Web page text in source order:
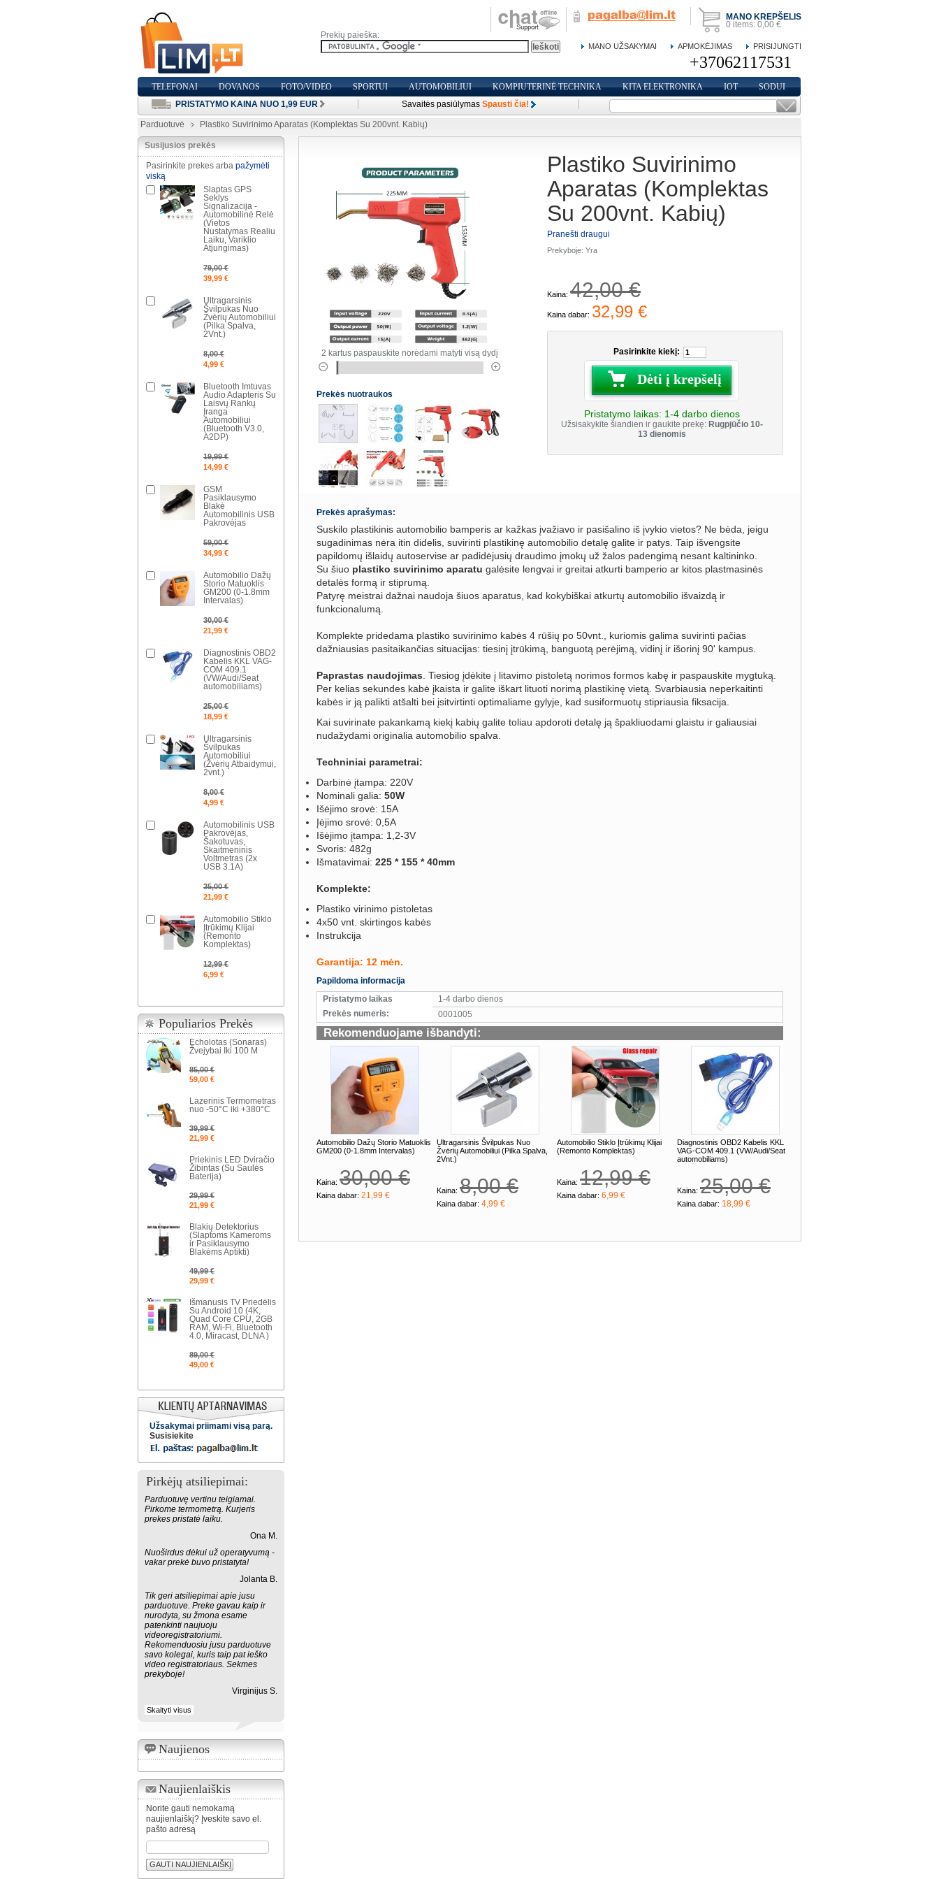
MANO KREPŠELIS
0 items: 0,00 €
Prekių paieška:
MANO UŽSAKYMAI APMOKĖJIMAS PRISIJUNGTI
TELEFONAI DOVANOS FOTO/VIDEO SPORTUI AUTOMOBILIUI KOMPIUTERINĖ TECHNIKA KITA ELEKTRONIKA IOT
SODUI
PRISTATYMO KAINA NUO 1,99 EUR
Savaitės pasiūlymas Spausti čia!
Parduotuvė Plastiko Suvirinimo Aparatas (Komplektas Su 200vnt. Kabių)
Plastiko Suvirinimo
Aparatas (Komplektas
Su 200vnt. Kabių)
Pranešti draugui
Prekyboje: Yra
Kaina: 42,00 €
Kaina dabar: 32,99 €
Pasirinkite kiekį:
Dėti į krepšelį
Pristatymo laikas: 1-4 darbo dienos
Užsisakykite šiandien ir gaukite prekę:Rugpjūčio 10-
13 dienomis
2 kartus paspauskite norėdami matyti visą dydį
Prekės nuotraukos
Prekės aprašymas:
Suskilo plastikinis automobilio bamperis ar kažkas įvažiavo ir pasišalino iš įvykio vietos? Ne bėda, jeigu
sugadinimas nėra itin didelis, suvirinti plastikinę automobilio detalę galite ir patys. Taip išvengsite
papildomų išlaidų autoservise ar padidėjusių draudimo įmokų už žalos padengimą nesant kaltininko.
Su šiuo plastiko suvirinimo aparatu galėsite lengvai ir greitai atkurti bamperio ar kitos plastmasinės
detalės formą ir stiprumą.
Patyrę meistrai dažnai naudoja šiuos aparatus, kad kokybiškai atkurtų automobilio išvaizdą ir
funkcionalumą.
Komplekte pridedama plastiko suvirinimo kabės 4 rūšių po 50vnt., kuriomis galima suvirinti pačias
dažniausias pasitaikančias situacijas: tiesinį įtrūkimą, banguotą perėjimą, vidinį ir išorinį 90' kampus.
Paprastas naudojimas . Tiesiog įdėkite į litavimo pistoletą norimos formos kabę ir paspauskite mygtuką.
Per kelias sekundes kabė įkaista ir galite iškart lituoti norimą plastikinę vietą. Svarbiausia neperkaitinti
kabės ir ją palikti atšalti bei įsitvirtinti optimaliame gylyje, kad susiformuotų stipriausia fiksacija.
Kai suvirinate pakankamą kiekį kabių galite toliau apdoroti detalę ją špakliuodami glaistu ir galiausiai
nudažydami originalia automobilio spalva.
Techniniai parametrai:
Darbinė įtampa: 220V
Nominali galia: 50W
Išėjimo srovė: 15A
Įėjimo srovė: 0,5A
Išėjimo įtampa: 1,2-3V
Svoris: 482g
Išmatavimai: 225 * 155 * 40mm
Komplekte:
Plastiko virinimo pistoletas
4x50 vnt. skirtingos kabės
Instrukcija
Garantija: 12 mėn.
Papildoma informacija
Pristatymo laikas
1-4 darbo dienos
Prekės numeris:
0001005
Rekomenduojame išbandyti:
Automobilio Dažų Storio Matuoklis
GM200 (0-1.8mm Intervalas)
Kaina: 30,00 €
Kaina dabar: 21,99 €
Ultragarsinis Švilpukas Nuo
Žvėrių Automobiliui (Pilka Spalva,
2Vnt.)
Kaina: 8,00 €
Kaina dabar: 4,99 €
Automobilio Stiklo Įtrūkimų Klijai
(Remonto Komplektas)
Kaina: 12,99 €
Kaina dabar: 6,99 €
Diagnostinis OBD2 Kabelis KKL
VAG-COM 409.1 (VW/Audi/Seat
automobiliams)
Kaina: 25,00 €
Kaina dabar: 18,99 €
Susijusios prekės
Pasirinkite prekes arba pažymėti
viską
Slaptas GPS
Seklys
Signalizacija -
Automobilinė Relė
(Vietos
Nustatymas Realiu
Laiku, Variklio
Atjungimas)
79,00 €
39,99 €
Ultragarsinis
Švilpukas Nuo
Žvėrių Automobiliui
(Pilka Spalva,
2Vnt.)
8,00 €
4,99 €
Bluetooth Imtuvas
Audio Adapteris Su
Laisvų Rankų
Įranga
Automobiliui
(Bluetooth V3.0,
A2DP)
19,99 €
14,99 €
GSM
Pasiklausymo
Blakė
Automobilinis USB
Pakrovėjas
59,00 €
34,99 €
Automobilio Dažų
Storio Matuoklis
GM200 (0-1.8mm
Intervalas)
30,00 €
21,99 €
Diagnostinis OBD2
Kabelis KKL VAG-
COM 409.1
(VW/Audi/Seat
automobiliams)
25,00 €
18,99 €
Ultragarsinis
Švilpukas
Automobiliui
(Žvėrių Atbaidymui,
2vnt.)
8,00 €
4,99 €
Automobilinis USB
Pakrovėjas,
Šakotuvas,
Skaitmeninis
Voltmetras (2x
USB 3.1A)
35,00 €
21,99 €
Automobilio Stiklo
Įtrūkimų Klijai
(Remonto
Komplektas)
12,99 €
6,99 €
Populiarios Prekės
Echolotas (Sonaras)
Žvejybai Iki 100 M
85,00 €
59,00 €
Lazerinis Termometras
nuo -50°C iki +380°C
39,99 €
21,99 €
Priekinis LED Dviračio
Žibintas (Su Saulės
Baterija)
29,99 €
21,99 €
Blakių Detektorius
(Slaptoms Kameroms
ir Pasiklausymo
Blakėms Aptikti)
49,99 €
29,99 €
Išmanusis TV Priedėlis
Su Android 10 (4K,
Quad Core CPU, 2GB
RAM, Wi-Fi, Bluetooth
4.0, Miracast, DLNA )
89,00 €
49,00 €
Užsakymai priimami visą parą.
Susisiekite
Pirkėjų atsiliepimai:
Parduotuvę vertinu teigiamai.
Pirkome termometrą. Kurjeris
prekes pristatė laiku.
Ona M.
Nuoširdus dėkui už operatyvumą -
vakar prekė buvo pristatyta!
Jolanta B.
Tik geri atsiliepimai apie jusu
parduotuve. Preke gavau kaip ir
nurodyta, su žmona esame
patenkinti naujuoju
videoregistratoriumi.
Rekomenduosiu jusu parduotuve
savo kolegai, kuris taip pat ieško
video registratoriaus. Sekmes
prekyboje!
Virginijus S.
Skaityti visus
Naujienos
Naujienlaiškis
Norite gauti nemokamą
naujienlaiškį? Įveskite savo el.
pašto adresą
GAUTI NAUJIENLAIŠKĮ